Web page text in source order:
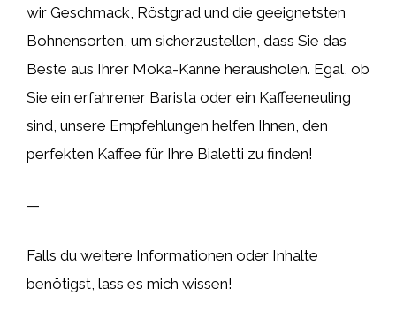
wir Geschmack, Röstgrad und die geeignetsten
Bohnensorten, um sicherzustellen, dass Sie das
Beste aus Ihrer Moka-Kanne herausholen. Egal, ob
Sie ein erfahrener Barista oder ein Kaffeeneuling
sind, unsere Empfehlungen helfen Ihnen, den
perfekten Kaffee für Ihre Bialetti zu finden!
—
Falls du weitere Informationen oder Inhalte
benötigst, lass es mich wissen!